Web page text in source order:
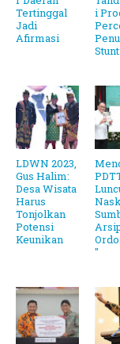
Tertinggal
Jadi
Afirmasi
i
LDWN 2023,
Gus Halim:
Desa Wisata
Harus
Tonjolkan
Potensi
Keunikan
"